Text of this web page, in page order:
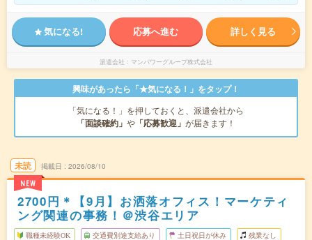
気になる! 応募へ進む 詳しく見る
派遣会社 マンパワーグループ株式会社
興味があったら「★気になる！」をタップ！
「気になる！」を押しておくと、派遣会社から
「面談確約」 や 「応募歓迎」 が届きます！
未読
NEW
掲載日 2026/08/10
2700円＊【9月】お洒落オフィス！マーケティ
ング関連の事務！＠渋谷エリア
職種未経験OK 交通費別途支給あり 土日祝日が休み 残業なし